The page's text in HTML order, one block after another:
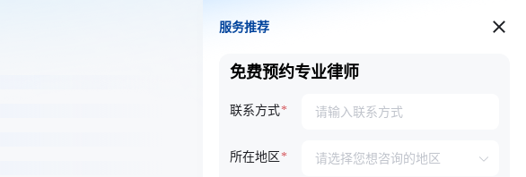
服务推荐
服务推荐
免费预约专业律师
联系方式
所在地区